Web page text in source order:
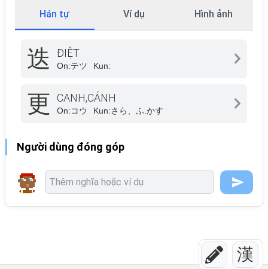
漢
Hán tự Ví dụ Hình ảnh
迭 ĐIỆT
On:テツ Kun:
更 CANH,CÁNH
On:コウ Kun:さら、ふ.かす
Người dùng đóng góp